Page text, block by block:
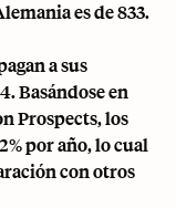
es de 833.
a sus
Basándose en
Prospects, los
por año, lo cual
con otros